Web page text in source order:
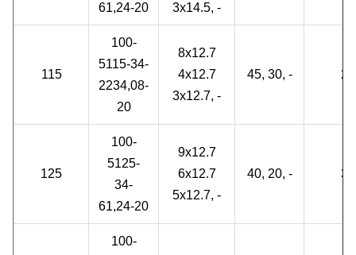
61,24-20
3x14.5, -
115
100-
5115-34-
2234,08-
20
8x12.7
4x12.7
3x12.7, -
45, 30, - 2
125
100-
5125-
34-
61,24-20
9x12.7
6x12.7
5x12.7, -
40, 20, - 3
100-